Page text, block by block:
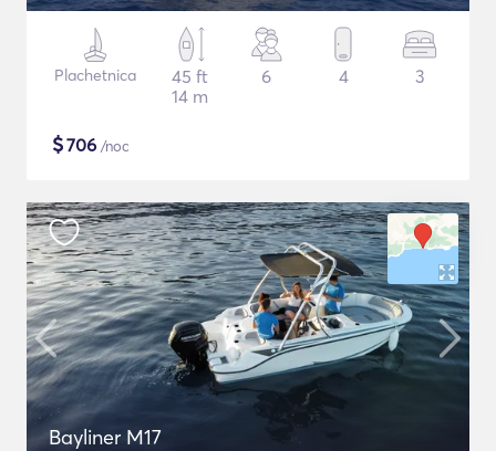
Plachetnica
45 ft
14 m
6 4 3
$706 /noc
Bayliner M17